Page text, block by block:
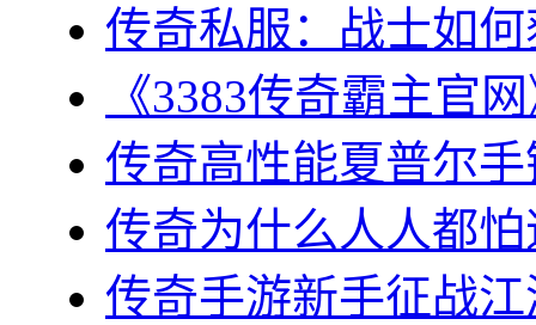
传奇私服：战士如
《3383传奇霸主官
传奇高性能夏普尔
传奇为什么人人都
传奇手游新手征战